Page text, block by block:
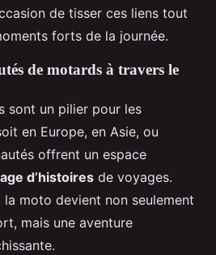
de tisser ces liens tout
forts de la journée.
de motards à travers le
sont un pilier pour les
en Europe, en Asie, ou
offrent un espace
d’histoires de voyages.
la moto devient non seulement
mais une aventure